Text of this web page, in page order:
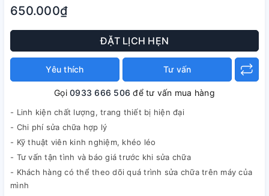
650.000₫
ĐẶT LỊCH HẸN
Yêu thích Tư vấn
Gọi0933 666 506 để tư vấn mua hàng
- Linh kiện chất lượng, trang thiết bị hiện đại
- Chi phí sửa chữa hợp lý
- Kỹ thuật viên kinh nghiệm, khéo léo
- Tư vấn tận tình và báo giá trước khi sửa chữa
- Khách hàng có thể theo dõi quá trình sửa chữa trên máy của
mình